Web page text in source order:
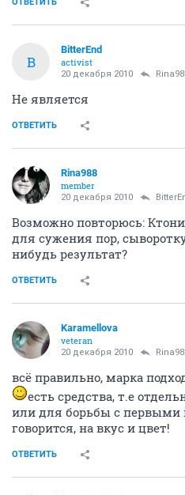
B
BitterEnd
activist
20 декабря 2010
Не является
ОТВЕТИТЬ
Rina988
member
20 декабря 2010
Возможно повторюсь:
для сужения пор,
нибудь результат?
ОТВЕТИТЬ
Karamellova
veteran
20 декабря 2010
всё правильно, марка
есть средства, т.е
или для борьбы с
говорится, на вкус и цвет!
ОТВЕТИТЬ